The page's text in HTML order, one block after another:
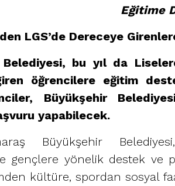
Eğitime
LGS’de Dereceye
bu yıl da
öğrencilere eğitim
Büyükşehir
yapabilecek.
Büyükşehir
gençlere yönelik destek ve
kültüre, spordan sosyal